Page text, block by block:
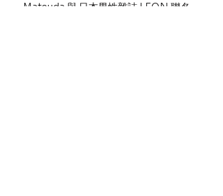
Matsuda 與 日本男性雜誌 LEON 聯名。